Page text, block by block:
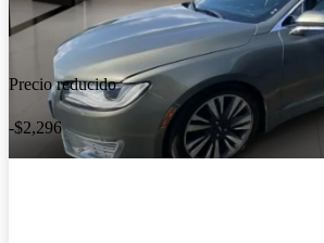
Precio reducido
-$2,296